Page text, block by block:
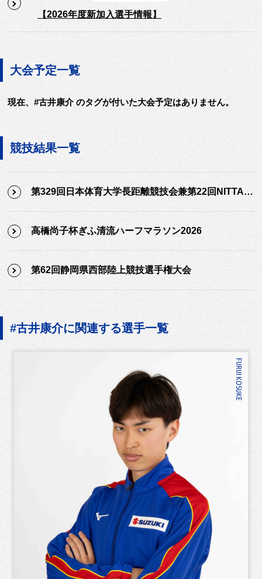
【2026年度新加入選手情報】
大会予定一覧
現在、#古井康介 のタグが付いた大会予定はありません。
競技結果一覧
第329回日本体育大学長距離競技会兼第22回NITTAIDAI Challenge Games
高橋尚子杯ぎふ清流ハーフマラソン2026
第62回静岡県西部陸上競技選手権大会
#古井康介に関連する選手一覧
FURUI KOSUKE